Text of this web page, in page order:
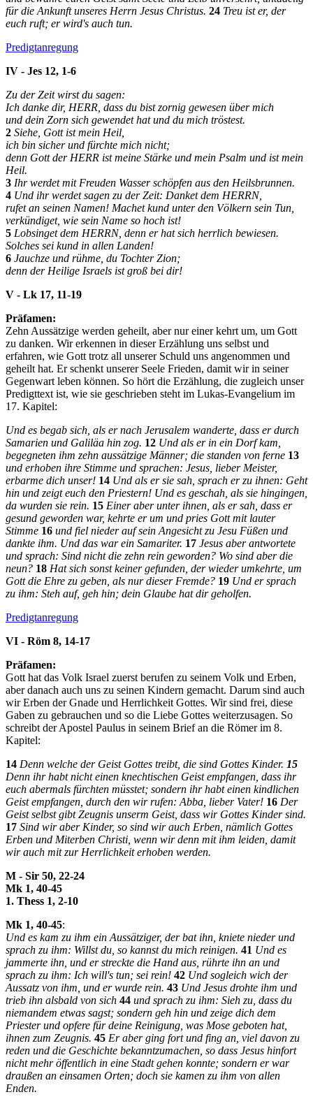
für die Ankunft unseres Herrn Jesus Christus. 24 Treu ist er, der
euch ruft; er wird's auch tun.
Predigtanregung
IV - Jes 12, 1-6
Zu der Zeit wirst du sagen:
Ich danke dir, HERR, dass du bist zornig gewesen über mich
und dein Zorn sich gewendet hat und du mich tröstest.
2 Siehe, Gott ist mein Heil,
ich bin sicher und fürchte mich nicht;
denn Gott der HERR ist meine Stärke und mein Psalm und ist mein
Heil.
3 Ihr werdet mit Freuden Wasser schöpfen aus den Heilsbrunnen.
4 Und ihr werdet sagen zu der Zeit: Danket dem HERRN,
rufet an seinen Namen! Machet kund unter den Völkern sein Tun,
verkündiget, wie sein Name so hoch ist!
5 Lobsinget dem HERRN, denn er hat sich herrlich bewiesen.
Solches sei kund in allen Landen!
6 Jauchze und rühme, du Tochter Zion;
denn der Heilige Israels ist groß bei dir!
V - Lk 17, 11-19
Präfamen:
Zehn Aussätzige werden geheilt, aber nur einer kehrt um, um Gott
zu danken. Wir erkennen in dieser Erzählung uns selbst und
erfahren, wie Gott trotz all unserer Schuld uns angenommen und
geheilt hat. Er schenkt unserer Seele Frieden, damit wir in seiner
Gegenwart leben können. So hört die Erzählung, die zugleich unser
Predigttext ist, wie sie geschrieben steht im Lukas-Evangelium im
17. Kapitel:
Und es begab sich, als er nach Jerusalem wanderte, dass er durch
Samarien und Galiläa hin zog. 12 Und als er in ein Dorf kam,
begegneten ihm zehn aussätzige Männer; die standen von ferne 13
und erhoben ihre Stimme und sprachen: Jesus, lieber Meister,
erbarme dich unser! 14 Und als er sie sah, sprach er zu ihnen: Geht
hin und zeigt euch den Priestern! Und es geschah, als sie hingingen,
da wurden sie rein. 15 Einer aber unter ihnen, als er sah, dass er
gesund geworden war, kehrte er um und pries Gott mit lauter
Stimme 16 und fiel nieder auf sein Angesicht zu Jesu Füßen und
dankte ihm. Und das war ein Samariter. 17 Jesus aber antwortete
und sprach: Sind nicht die zehn rein geworden? Wo sind aber die
neun? 18 Hat sich sonst keiner gefunden, der wieder umkehrte, um
Gott die Ehre zu geben, als nur dieser Fremde? 19 Und er sprach
zu ihm: Steh auf, geh hin; dein Glaube hat dir geholfen.
Predigtanregung
VI - Röm 8, 14-17
Präfamen:
Gott hat das Volk Israel zuerst berufen zu seinem Volk und Erben,
aber danach auch uns zu seinen Kindern gemacht. Darum sind auch
wir Erben der Gnade und Herrlichkeit Gottes. Wir sind frei, diese
Gaben zu gebrauchen und so die Liebe Gottes weiterzusagen. So
schreibt der Apostel Paulus in seinem Brief an die Römer im 8.
Kapitel:
14 Denn welche der Geist Gottes treibt, die sind Gottes Kinder. 15
Denn ihr habt nicht einen knechtischen Geist empfangen, dass ihr
euch abermals fürchten müsstet; sondern ihr habt einen kindlichen
Geist empfangen, durch den wir rufen: Abba, lieber Vater! 16 Der
Geist selbst gibt Zeugnis unserm Geist, dass wir Gottes Kinder sind.
17 Sind wir aber Kinder, so sind wir auch Erben, nämlich Gottes
Erben und Miterben Christi, wenn wir denn mit ihm leiden, damit
wir auch mit zur Herrlichkeit erhoben werden.
M - Sir 50, 22-24
Mk 1, 40-45
1. Thess 1, 2-10
Mk 1, 40-45:
Und es kam zu ihm ein Aussätziger, der bat ihn, kniete nieder und
sprach zu ihm: Willst du, so kannst du mich reinigen. 41 Und es
jammerte ihn, und er streckte die Hand aus, rührte ihn an und
sprach zu ihm: Ich will's tun; sei rein! 42 Und sogleich wich der
Aussatz von ihm, und er wurde rein. 43 Und Jesus drohte ihm und
trieb ihn alsbald von sich 44 und sprach zu ihm: Sieh zu, dass du
niemandem etwas sagst; sondern geh hin und zeige dich dem
Priester und opfere für deine Reinigung, was Mose geboten hat,
ihnen zum Zeugnis. 45 Er aber ging fort und fing an, viel davon zu
reden und die Geschichte bekanntzumachen, so dass Jesus hinfort
nicht mehr öffentlich in eine Stadt gehen konnte; sondern er war
draußen an einsamen Orten; doch sie kamen zu ihm von allen
Enden.